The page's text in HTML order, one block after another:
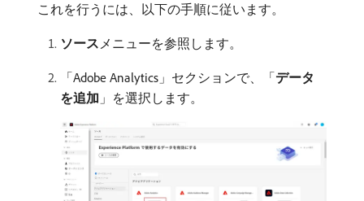
これを行うには、以下の手順に従います。
ソース​メニューを参照します。
「Adobe Analytics」セクションで、「データ
を追加 」を選択します。